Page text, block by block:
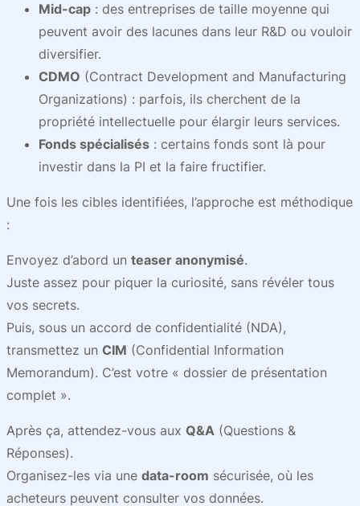
Mid-cap : des entreprises de taille moyenne qui
peuvent avoir des lacunes dans leur R&D ou vouloir
diversifier.
CDMO (Contract Development and Manufacturing
Organizations) : parfois, ils cherchent de la
propriété intellectuelle pour élargir leurs services.
Fonds spécialisés : certains fonds sont là pour
investir dans la PI et la faire fructifier.
Une fois les cibles identifiées, l’approche est méthodique
:
Envoyez d’abord un teaser anonymisé.
Juste assez pour piquer la curiosité, sans révéler tous
vos secrets.
Puis, sous un accord de confidentialité (NDA),
transmettez un CIM (Confidential Information
Memorandum). C’est votre « dossier de présentation
complet ».
Après ça, attendez-vous aux Q&A (Questions &
Réponses).
Organisez-les via une data-room sécurisée, où les
acheteurs peuvent consulter vos données.